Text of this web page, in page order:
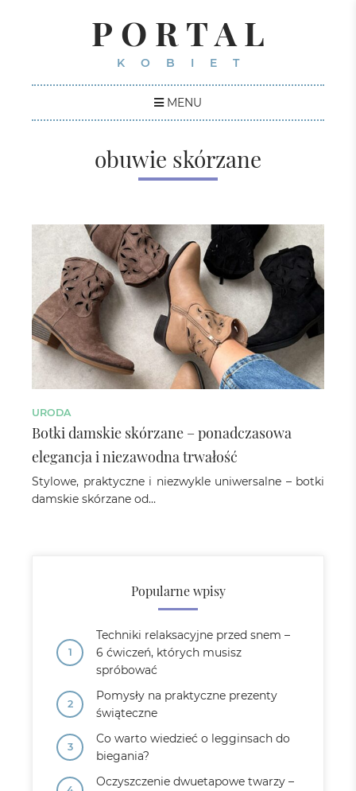
PORTAL
KOBIET
MENU
obuwie skórzane
URODA
Botki damskie skórzane – ponadczasowa
elegancja i niezawodna trwałość
Stylowe, praktyczne i niezwykle uniwersalne – botki
damskie skórzane od…
Popularne wpisy
Techniki relaksacyjne przed snem –
6 ćwiczeń, których musisz
spróbować
Pomysły na praktyczne prezenty
świąteczne
Co warto wiedzieć o legginsach do
biegania?
Oczyszczenie dwuetapowe twarzy –